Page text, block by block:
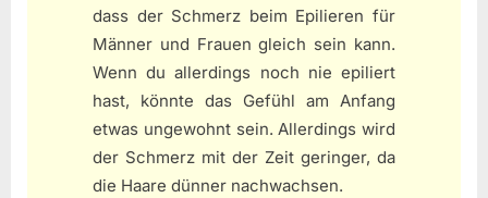
dass der Schmerz beim Epilieren für
Männer und Frauen gleich sein kann.
Wenn du allerdings noch nie epiliert
hast, könnte das Gefühl am Anfang
etwas ungewohnt sein. Allerdings wird
der Schmerz mit der Zeit geringer, da
die Haare dünner nachwachsen.